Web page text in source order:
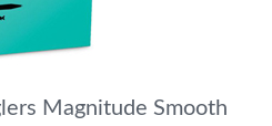
Magnitude Smooth